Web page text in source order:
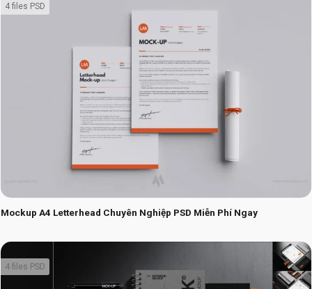
Mockup A4 Letterhead Chuyên Nghiệp PSD Miễn Phí Ngay
4 files PSD
4 files PSD